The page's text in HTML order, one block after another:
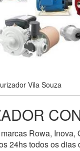
Vila Souza
Rowa, Inova,
24hs todos os